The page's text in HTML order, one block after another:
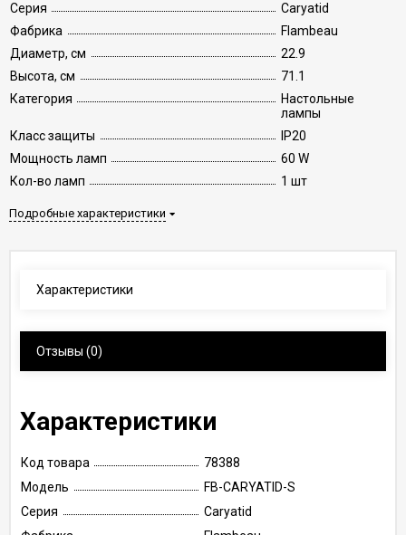
Серия
Caryatid
Фабрика
Flambeau
Диаметр, см
22.9
Высота, см
71.1
Категория
Настольные
лампы
Класс защиты
IP20
Мощность ламп
60 W
Кол-во ламп
1 шт
Подробные характеристики
Характеристики
Отзывы (0)
Характеристики
Код товара
78388
Модель
FB-CARYATID-S
Серия
Caryatid